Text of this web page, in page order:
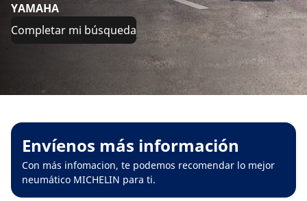
YAMAHA
Completar mi búsqueda
Envíenos más información
Con más infomacion, te podemos recomendar lo mejor
neumático MICHELIN para ti.